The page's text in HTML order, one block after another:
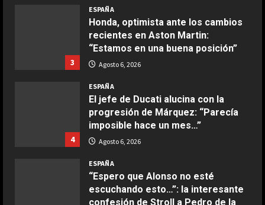
3
ESPAÑA
Honda, optimista ante los cambios
recientes en Aston Martin:
“Estamos en una buena posición”
Agosto 6, 2026
4
ESPAÑA
El jefe de Ducati alucina con la
progresión de Márquez: “Parecía
imposible hace un mes…”
Agosto 6, 2026
ESPAÑA
“Espero que Alonso no esté
escuchando esto…”: la interesante
confesión de Stroll a Pedro de la
Boquerones fritos en freidora de
aire
Aprile 24, 2026
Buñuelos de alcachofas
Aprile 5, 2026
Ternera guisada con senderuelas
Marzo 20, 2026